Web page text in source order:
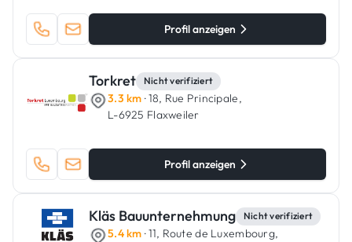
Profil anzeigen
Torkret Nicht verifiziert
3.3 km · 18, Rue Principale,
L-6925 Flaxweiler
Profil anzeigen
Kläs Bauunternehmung Nicht verifiziert
5.4 km · 11, Route de Luxembourg,